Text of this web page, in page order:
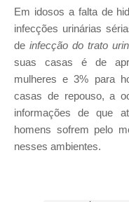
Em idosos a falta de
infecções urinárias
deinfecção do trato
suas casas é de
mulheres e 3% para
casas de repouso, a
informações de que
homens sofrem pelo
nesses ambientes.